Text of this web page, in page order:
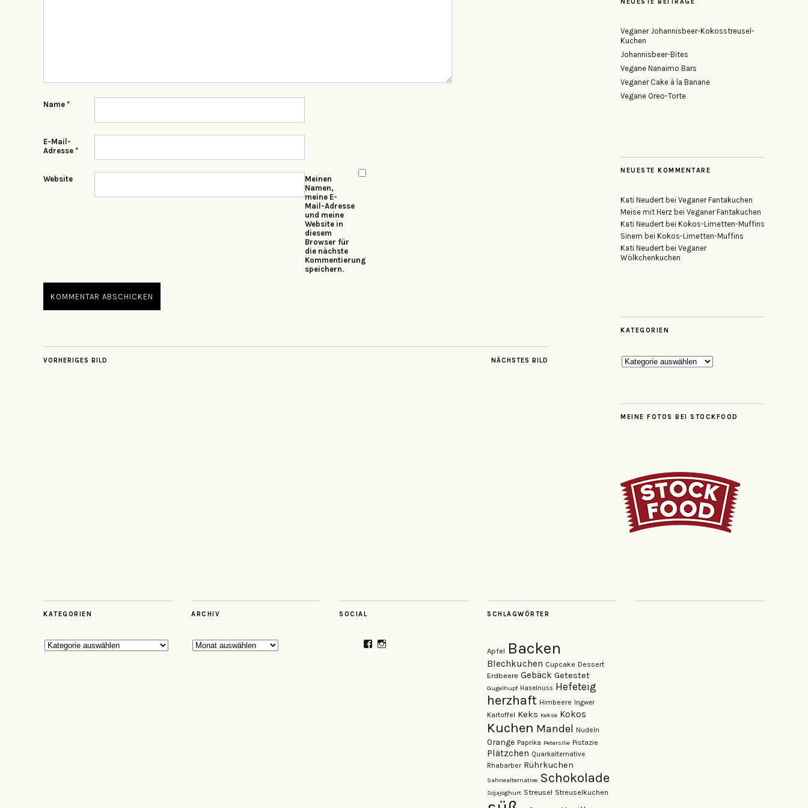
Name *
E-Mail-
Adresse *
Website
Meinen
Namen,
meine E-
Mail-Adresse
und meine
Website in
diesem
Browser für
die nächste
Kommentierung
speichern.
NÄCHSTES BILD
VORHERIGES BILD
Veganer Johannisbeer-Kokosstreusel-
Kuchen
Johannisbeer-Bites
Vegane Nanaimo Bars
Veganer Cake à la Banane
Vegane Oreo-Torte
NEUESTE KOMMENTARE
Kati Neudert bei Veganer Fantakuchen
Meise mit Herz bei Veganer Fantakuchen
Kati Neudert bei Kokos-Limetten-Muffins
Sinem bei Kokos-Limetten-Muffins
Kati Neudert bei Veganer
Wölkchenkuchen
KATEGORIEN
Kategorien
MEINE FOTOS BEI STOCKFOOD
KATEGORIEN
Kategorien
ARCHIV
Archiv
SOCIAL
ProfilProfil
SCHLAGWÖRTER
Apfel Backen
Blechkuchen Cupcake Dessert
Erdbeere Gebäck Getestet
Gugelhupf Haselnuss Hefeteig
herzhaft Himbeere Ingwer
Kartoffel Keks Kekse Kokos
Kuchen Mandel Nudeln
Orange Paprika Petersilie Pistazie
Plätzchen Quarkalternative
Rhabarber Rührkuchen
Sahnealternative Schokolade
Sojajoghurt Streusel Streuselkuchen